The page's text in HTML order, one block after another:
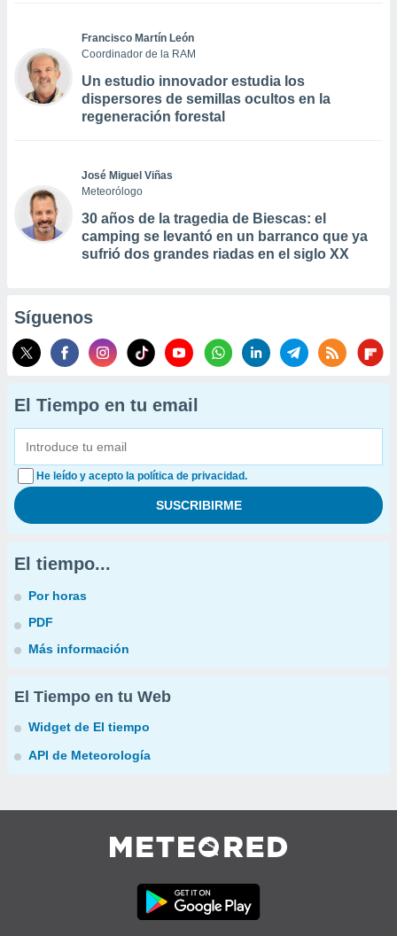
Francisco Martín León
Coordinador de la RAM
Un estudio innovador estudia los
dispersores de semillas ocultos en la
regeneración forestal
José Miguel Viñas
Meteorólogo
30 años de la tragedia de Biescas: el
camping se levantó en un barranco que ya
sufrió dos grandes riadas en el siglo XX
Síguenos
El Tiempo en tu email
He leído y acepto la política de privacidad.
El tiempo...
Por horas
PDF
Más información
El Tiempo en tu Web
Widget de El tiempo
API de Meteorología